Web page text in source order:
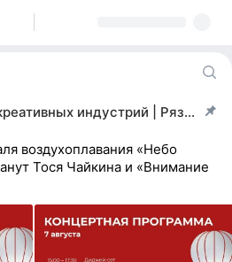
Центр развития креативных индустрий | Рязань
воздухоплавания «Небо
Тося Чайкина и «Внимание